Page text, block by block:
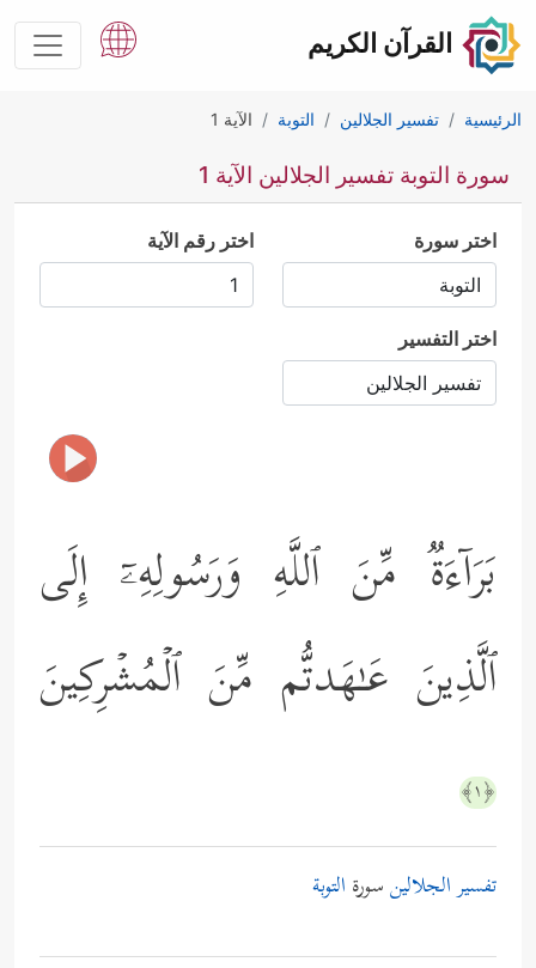
القرآن الكريم
الرئيسية تفسير الجلالين التوبة الآية 1
سورة التوبة تفسير الجلالين الآية 1
اختر سورة اختر رقم الآية
اختر التفسير
بَرَاۤءَةࣱ مِّنَ ٱللَّهِ وَرَسُولِهِۦۤ إِلَى
ٱلَّذِینَ عَـٰهَدتُّم مِّنَ ٱلۡمُشۡرِكِینَ
﴿١﴾
تفسير الجلالينسورة التوبة